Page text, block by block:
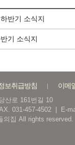
반기 소식지
기 소식지
보취급방침 이메
산로 161번길 10
031-457-4502 | E-
의집 All rights reserved.